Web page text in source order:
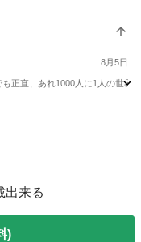
8月5日
正直、あれ1000人に1人の世
出来る
)